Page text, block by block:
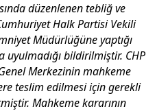
düzenlenen tebliğ ve
Halk Partisi Vekili
Müdürlüğüne yaptığı
bildirilmiştir. CHP
Merkezinin mahkeme
teslim edilmesi için gerekli
Mahkeme kararının